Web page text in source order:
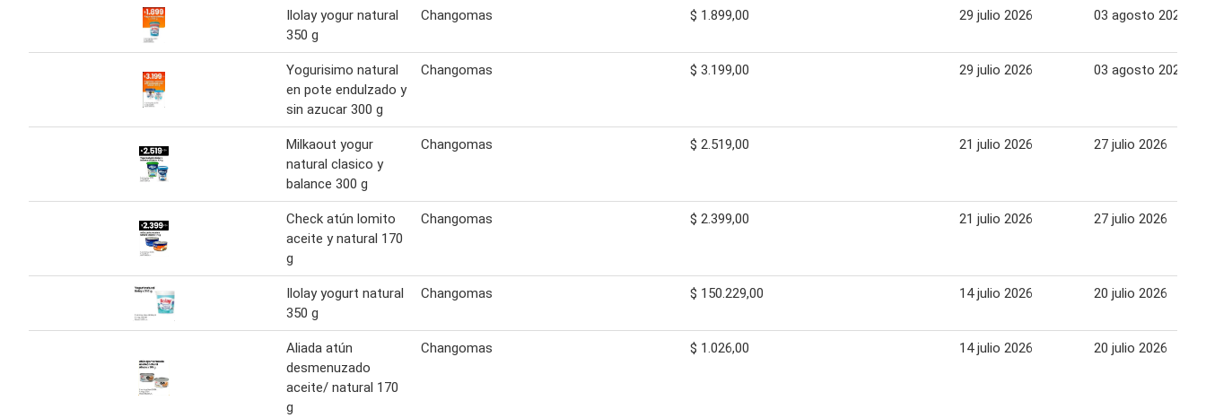
Ilolay yogur natural
350 g
Changomas $ 1.899,00 29 julio 2026 03 agosto 2026
Yogurisimo natural
en pote endulzado y
sin azucar 300 g
Changomas $ 3.199,00 29 julio 2026 03 agosto 2026
Milkaout yogur
natural clasico y
balance 300 g
Changomas $ 2.519,00 21 julio 2026 27 julio 2026
Check atún lomito
aceite y natural 170
g
Changomas $ 2.399,00 21 julio 2026 27 julio 2026
Ilolay yogurt natural
350 g
Changomas $ 150.229,00 14 julio 2026 20 julio 2026
Aliada atún
desmenuzado
aceite/ natural 170
g
Changomas $ 1.026,00 14 julio 2026 20 julio 2026